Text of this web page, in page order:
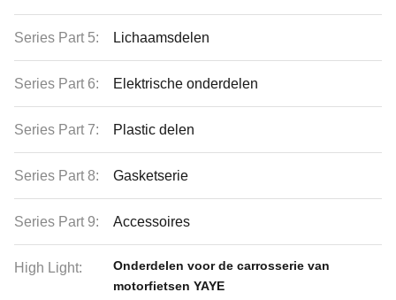
Series Part 5: Lichaamsdelen
Series Part 6: Elektrische onderdelen
Series Part 7: Plastic delen
Series Part 8: Gasketserie
Series Part 9: Accessoires
High Light:
Onderdelen voor de carrosserie van
motorfietsen YAYE